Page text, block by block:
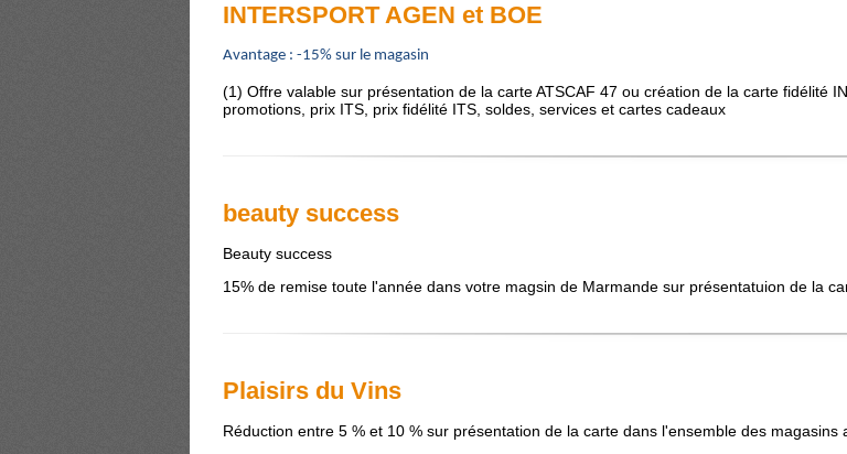
INTERSPORT AGEN et BOE
Avantage : -15% sur le magasin
(1) Offre valable sur présentation de la carte ATSCAF 47 ou création de la carte fidélité
promotions, prix ITS, prix fidélité ITS, soldes, services et cartes cadeaux
beauty success
Beauty success
15% de remise toute l'année dans votre magsin de Marmande sur présentatuion de la
Plaisirs du Vins
Réduction entre 5 % et 10 % sur présentation de la carte dans l'ensemble des magasins